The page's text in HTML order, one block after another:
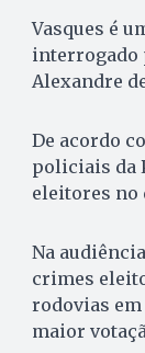
Vasques é
interrogado
Alexandre
De acordo
policiais da
eleitores no
Na
crimes
rodovias em
maior